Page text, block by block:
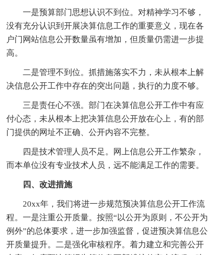
一是预算部门思想认识不到位。对精神学习不够，
没有充分认识到开展决算信息工作的重要意义，现在各
户门网站信息公开数量虽有增加，但质量仍需进一步提
高。
二是管理不到位。抓措施落实不力，未从根本上解
决信息公开工作中存在的突出问题，执行的力度不够。
三是责任心不强。部门在决算信息公开工作中有应
付心态，未从根本上把决算信息公开放在心上，有的部
门提供的网址不正确、公开内容不完整。
四是技术管理人员不足。网上信息公开工作繁杂，
而本单位没有专业技术人员，远不能满足工作的需要。
四、改进措施
20xx年，我们将进一步规范预决算信息公开工作流
程。一是注重公开质量。按照“以公开为原则，不公开为
例外”的总体要求，进一步加强监督，促进预决算信息公
开质量提升。二是强化审核程序。着力建立和完善公开